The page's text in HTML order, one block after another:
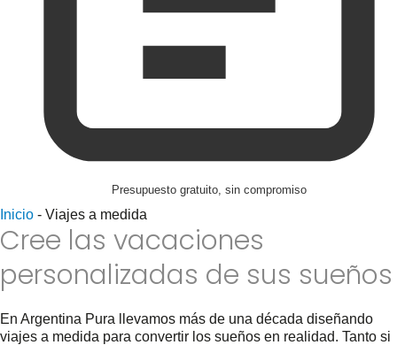
Presupuesto gratuito, sin compromiso
Inicio - Viajes a medida
Cree las vacaciones
personalizadas de sus sueños
En Argentina Pura llevamos más de una década diseñando
viajes a medida para convertir los sueños en realidad. Tanto si